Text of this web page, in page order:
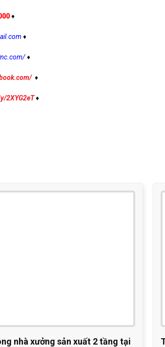
♦
♦
♦
♦
2XYG2eT♦
nhà xưởng sản xuất 2 tầng tại